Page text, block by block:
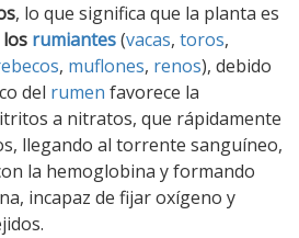
, lo que significa que la planta es
rumiantes(vacas, toros,
, muflones, renos), debido
del rumen favorece la
a nitratos, que rápidamente
llegando al torrente sanguíneo,
la hemoglobina y formando
incapaz de fijar oxígeno y